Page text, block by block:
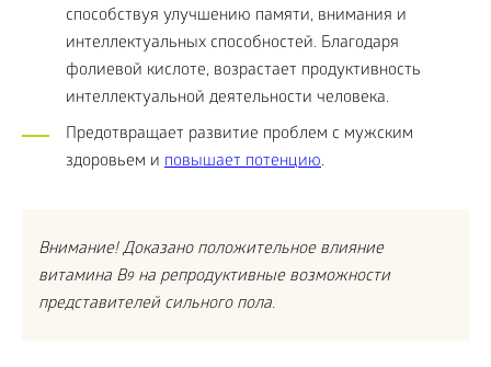
способствуя улучшению памяти, внимания и
интеллектуальных способностей. Благодаря
фолиевой кислоте, возрастает продуктивность
интеллектуальной деятельности человека.
Предотвращает развитие проблем с мужским
здоровьем и повышает потенцию.
Внимание! Доказано положительное влияние
витамина B9на репродуктивные возможности
представителей сильного пола.